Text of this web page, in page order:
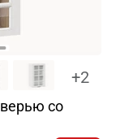
+2
со